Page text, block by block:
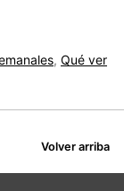
, Qué ver
Volver arriba